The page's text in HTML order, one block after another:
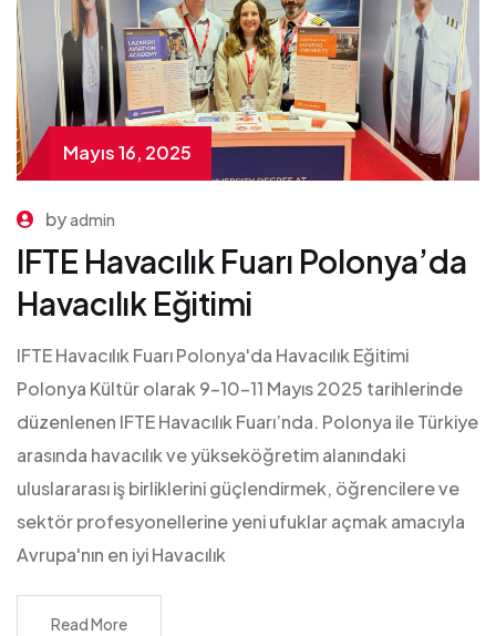
Mayıs 16, 2025
byadmin
IFTE Havacılık Fuarı Polonya’da
Havacılık Eğitimi
IFTE Havacılık Fuarı Polonya'da Havacılık Eğitimi
Polonya Kültür olarak 9-10-11 Mayıs 2025 tarihlerinde
düzenlenen IFTE Havacılık Fuarı’nda. Polonya ile Türkiye
arasında havacılık ve yükseköğretim alanındaki
uluslararası iş birliklerini güçlendirmek, öğrencilere ve
sektör profesyonellerine yeni ufuklar açmak amacıyla
Avrupa'nın en iyi Havacılık
Read More